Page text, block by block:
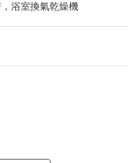
浴室換氣乾燥機